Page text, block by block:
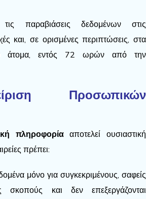
τις παραβιάσεις δεδομένων στις
και, σε ορισμένες περιπτώσεις, στα
άτομα, εντός 72 ωρών από την
Προσωπικών
πληροφορίααποτελεί ουσιαστική
πρέπει:
μόνο για συγκεκριμένους, σαφείς
σκοπούς και δεν επεξεργάζονται